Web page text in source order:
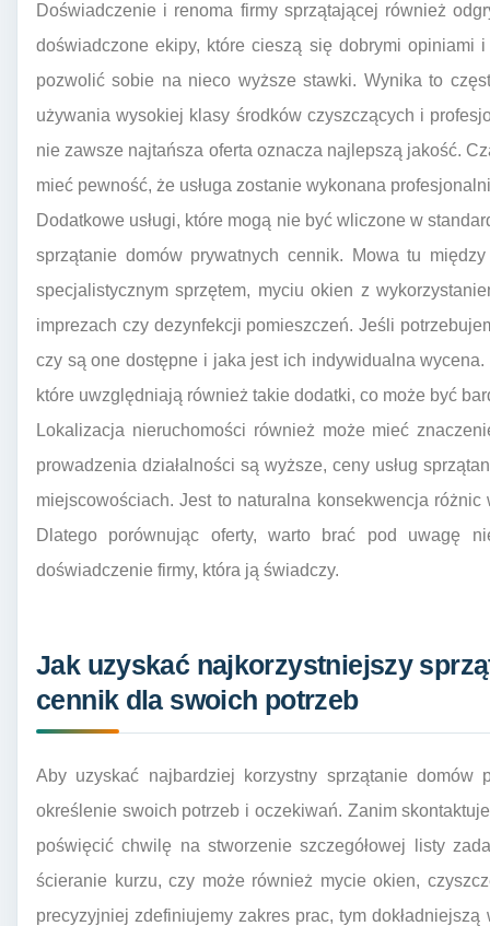
Doświadczenie i renoma firmy sprzątającej również
doświadczone ekipy, które cieszą się dobrymi opiniami
pozwolić sobie na nieco wyższe stawki. Wynika to
używania wysokiej klasy środków czyszczących i
nie zawsze najtańsza oferta oznacza najlepszą jakość.
mieć pewność, że usługa zostanie wykonana
Dodatkowe usługi, które mogą nie być wliczone w
sprzątanie domów prywatnych cennik. Mowa tu
specjalistycznym sprzętem, myciu okien z
imprezach czy dezynfekcji pomieszczeń. Jeśli
czy są one dostępne i jaka jest ich indywidualna
które uwzględniają również takie dodatki, co może być
Lokalizacja nieruchomości również może mieć
prowadzenia działalności są wyższe, ceny usług
miejscowościach. Jest to naturalna konsekwencja
Dlatego porównując oferty, warto brać pod uwagę
doświadczenie firmy, która ją świadczy.
Jak uzyskać najkorzystniejszy
cennik dla swoich potrzeb
Aby uzyskać najbardziej korzystny sprzątanie domów
określenie swoich potrzeb i oczekiwań. Zanim
poświęcić chwilę na stworzenie szczegółowej listy
ścieranie kurzu, czy może również mycie okien,
precyzyjniej zdefiniujemy zakres prac, tym